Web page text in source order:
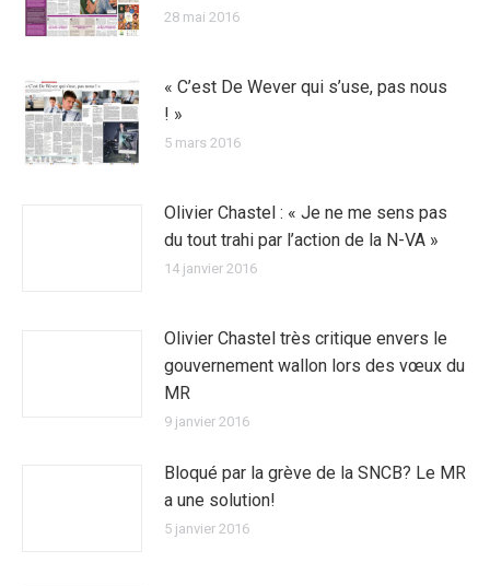
28 mai 2016
« C’est De Wever qui s’use, pas nous
! »
5 mars 2016
Olivier Chastel : « Je ne me sens pas
du tout trahi par l’action de la N-VA »
14 janvier 2016
Olivier Chastel très critique envers le
gouvernement wallon lors des vœux du
MR
9 janvier 2016
Bloqué par la grève de la SNCB? Le MR
a une solution!
5 janvier 2016